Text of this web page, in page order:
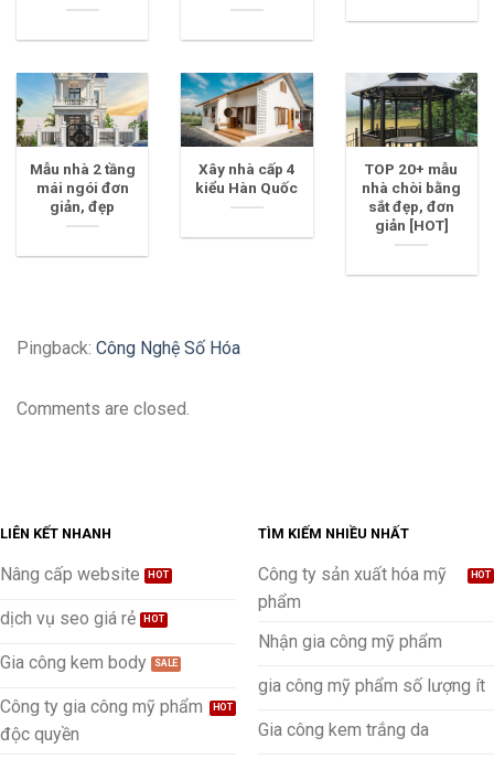
Mẫu nhà 2 tầng
mái ngói đơn
giản, đẹp
Xây nhà cấp 4
kiểu Hàn Quốc
TOP 20+ mẫu
nhà chòi bằng
sắt đẹp, đơn
giản [HOT]
Pingback: Công Nghệ Số Hóa
Comments are closed.
LIÊN KẾT NHANH
Nâng cấp website
dịch vụ seo giá rẻ
Gia công kem body
Công ty gia công mỹ phẩm
độc quyền
TÌM KIẾM NHIỀU NHẤT
Công ty sản xuất hóa mỹ
phẩm
Nhận gia công mỹ phẩm
gia công mỹ phẩm số lượng ít
Gia công kem trắng da